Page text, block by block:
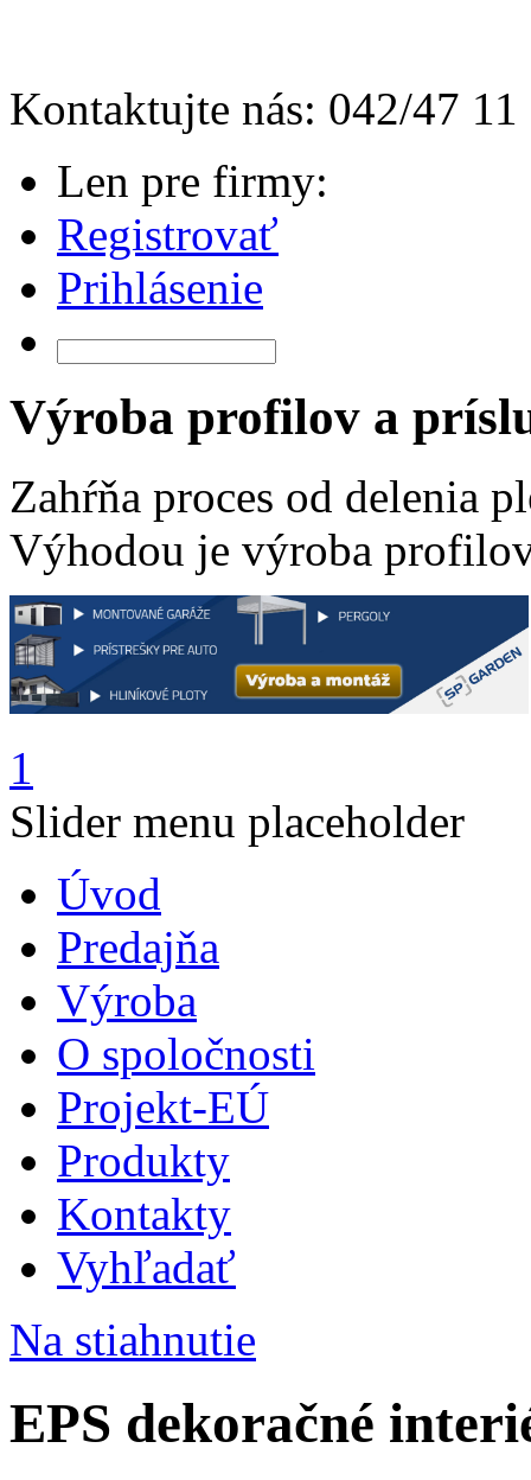
Kontaktujte nás: 042/47 11
Len pre firmy:
Registrovať
Prihlásenie
Výroba profilov a
Zahŕňa proces od delenia
Výhodou je výroba
1
Slider menu placeholder
Úvod
Predajňa
Výroba
O spoločnosti
Projekt-EÚ
Produkty
Kontakty
Vyhľadať
Na stiahnutie
EPS dekoračné